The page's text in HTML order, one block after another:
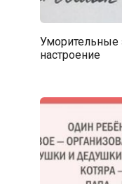
Уморительные
настроение